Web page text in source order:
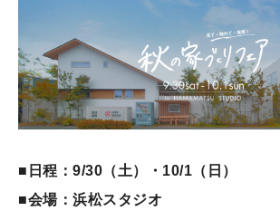
■日程：9/30（土）・10/1（日）
■会場：浜松スタジオ